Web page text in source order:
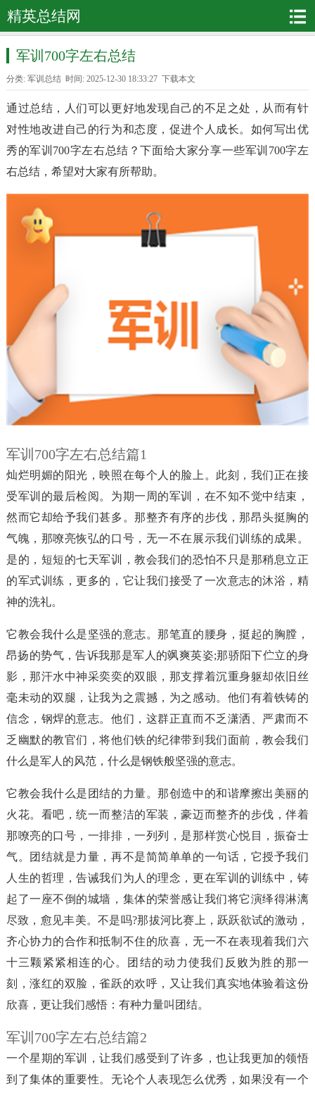
精英总结网
军训700字左右总结
分类: 军训总结时间: 2025-12-30 18:33:27 下载本文
通过总结，人们可以更好地发现自己的不足之处，从而有针
对性地改进自己的行为和态度，促进个人成长。如何写出优
秀的军训700字左右总结？下面给大家分享一些军训700字左
右总结，希望对大家有所帮助。
军训700字左右总结篇1
灿烂明媚的阳光，映照在每个人的脸上。此刻，我们正在接
受军训的最后检阅。为期一周的军训，在不知不觉中结束，
然而它却给予我们甚多。那整齐有序的步伐，那昂头挺胸的
气魄，那嘹亮恢弘的口号，无一不在展示我们训练的成果。
是的，短短的七天军训，教会我们的恐怕不只是那稍息立正
的军式训练，更多的，它让我们接受了一次意志的沐浴，精
神的洗礼。
它教会我什么是坚强的意志。那笔直的腰身，挺起的胸膛，
昂扬的势气，告诉我那是军人的飒爽英姿;那骄阳下伫立的身
影，那汗水中神采奕奕的双眼，那支撑着沉重身躯却依旧丝
毫未动的双腿，让我为之震撼，为之感动。他们有着铁铸的
信念，钢焊的意志。他们，这群正直而不乏潇洒、严肃而不
乏幽默的教官们，将他们铁的纪律带到我们面前，教会我们
什么是军人的风范，什么是钢铁般坚强的意志。
它教会我什么是团结的力量。那创造中的和谐摩擦出美丽的
火花。看吧，统一而整洁的军装，豪迈而整齐的步伐，伴着
那嘹亮的口号，一排排，一列列，是那样赏心悦目，振奋士
气。团结就是力量，再不是简简单单的一句话，它授予我们
人生的哲理，告诫我们为人的理念，更在军训的训练中，铸
起了一座不倒的城墙，集体的荣誉感让我们将它演绎得淋漓
尽致，愈见丰美。不是吗?那拔河比赛上，跃跃欲试的激动，
齐心协力的合作和抵制不住的欣喜，无一不在表现着我们六
十三颗紧紧相连的心。团结的动力使我们反败为胜的那一
刻，涨红的双脸，雀跃的欢呼，又让我们真实地体验着这份
欣喜，更让我们感悟：有种力量叫团结。
军训700字左右总结篇2
一个星期的军训，让我们感受到了许多，也让我更加的领悟
到了集体的重要性。无论个人表现怎么优秀，如果没有一个